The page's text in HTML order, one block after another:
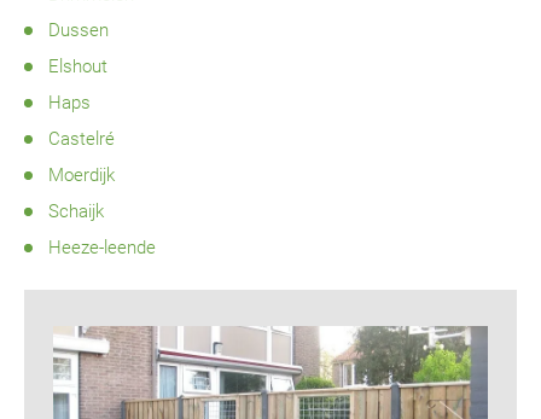
Dussen
Elshout
Haps
Castelré
Moerdijk
Schaijk
Heeze-leende